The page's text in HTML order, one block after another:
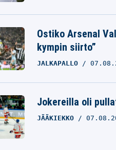
Ostiko Arsenal
kympin siirto”
JALKAPALLO
Jokereilla oli
JÄÄKIEKKO